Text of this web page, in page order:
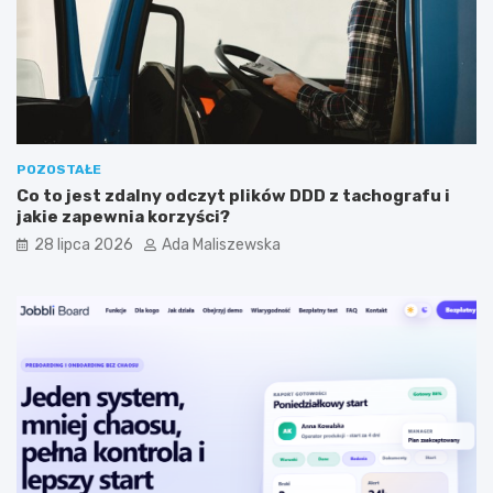
m
?
POZOSTAŁE
Co to jest zdalny odczyt plików DDD z tachografu i
jakie zapewnia korzyści?
28 lipca 2026 Ada Maliszewska